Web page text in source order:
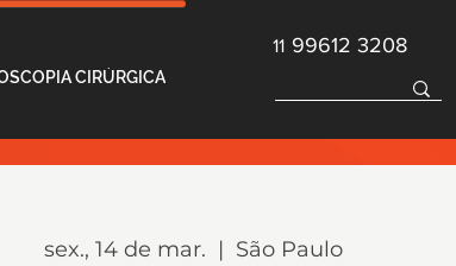
CIRÚRGICA
11 99612 3208
sex., 14 de mar.
  |
São Paulo